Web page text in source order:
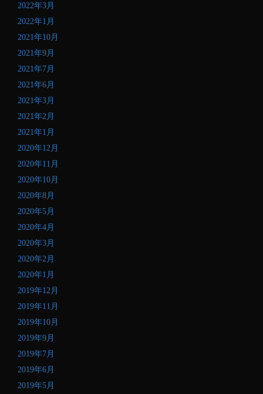
2022年3月
2022年1月
2021年10月
2021年9月
2021年7月
2021年6月
2021年3月
2021年2月
2021年1月
2020年12月
2020年11月
2020年10月
2020年8月
2020年5月
2020年4月
2020年3月
2020年2月
2020年1月
2019年12月
2019年11月
2019年10月
2019年9月
2019年7月
2019年6月
2019年5月